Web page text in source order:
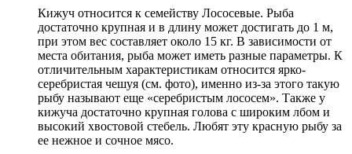
Кижуч относится к семейству Лососевые. Рыба
достаточно крупная и в длину может достигать до 1 м,
при этом вес составляет около 15 кг. В зависимости от
места обитания, рыба может иметь разные параметры. К
отличительным характеристикам относится ярко-
серебристая чешуя (см. фото), именно из-за этого такую
рыбу называют еще «серебристым лососем». Также у
кижуча достаточно крупная голова с широким лбом и
высокий хвостовой стебель. Любят эту красную рыбу за
ее нежное и сочное мясо.